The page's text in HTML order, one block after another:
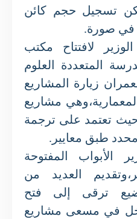
تسجيل حجم كائن
في صورة.
لافتتاح مكتب
المتعددة العلوم
زيارة المشاريع
مشاريع
تعتمد على ترجمة
طبق معايير.
الأبواب المفتوحة
العديد من
ترقى إلى فتح
في مسعى مشاريع